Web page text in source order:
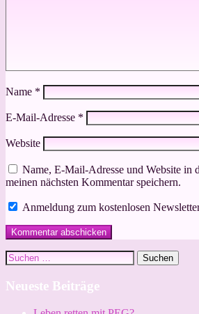
Name *
E-Mail-Adresse *
Website
Name, E-Mail-Adresse und Website in
meinen nächsten Kommentar speichern.
Anmeldung zum kostenlosen
Suchen
nach:
Neueste Beiträge